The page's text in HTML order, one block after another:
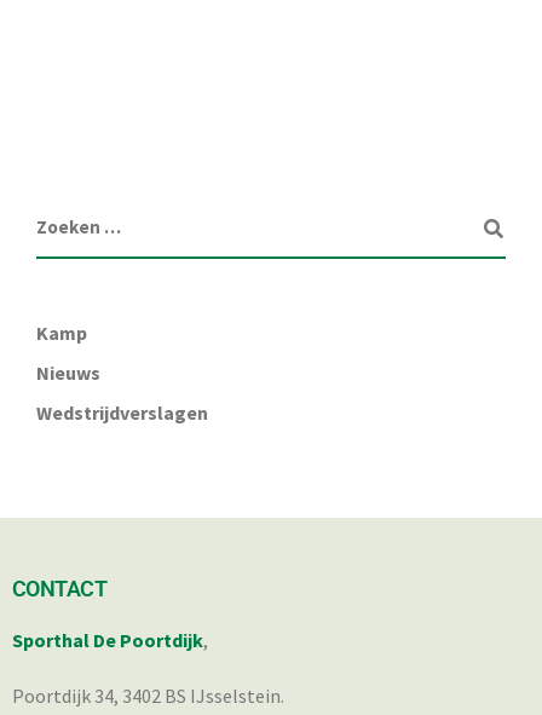
Kamp
Nieuws
Wedstrijdverslagen
CONTACT
Sporthal De Poortdijk,
Poortdijk 34, 3402 BS IJsselstein.